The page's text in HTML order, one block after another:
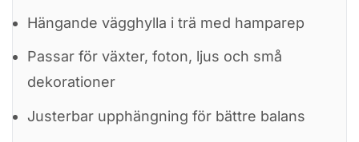
Hängande vägghylla i trä med hamparep
Passar för växter, foton, ljus och små
dekorationer
Justerbar upphängning för bättre balans